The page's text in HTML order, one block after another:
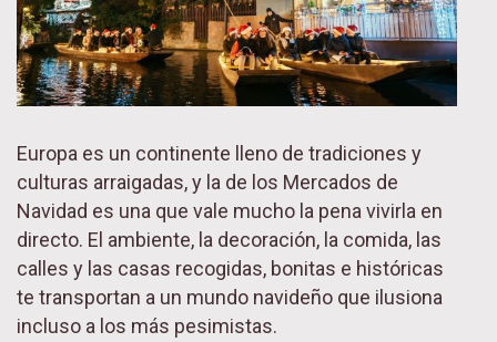
Europa es un continente lleno de tradiciones y
culturas arraigadas, y la de los Mercados de
Navidad es una que vale mucho la pena vivirla en
directo. El ambiente, la decoración, la comida, las
calles y las casas recogidas, bonitas e históricas
te transportan a un mundo navideño que ilusiona
incluso a los más pesimistas.